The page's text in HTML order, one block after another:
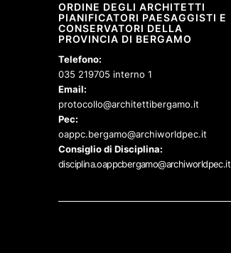
ORDINE DEGLI ARCHITETTI
PIANIFICATORI PAESAGGISTI E
CONSERVATORI DELLA
PROVINCIA DI BERGAMO
Telefono:
035 219705 interno 1
Email:
protocollo@architettibergamo.it
Pec:
oappc.bergamo@archiworldpec.it
Consiglio di Disciplina:
disciplina.oappcbergamo@archiworldpec.it